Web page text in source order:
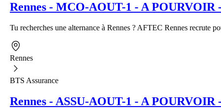
Rennes - MCO-AOUT-1 - A
Tu recherches une alternance à Rennes ? AFTEC Rennes recrute
Rennes
BTS Assurance
Rennes - ASSU-AOUT-1 - A